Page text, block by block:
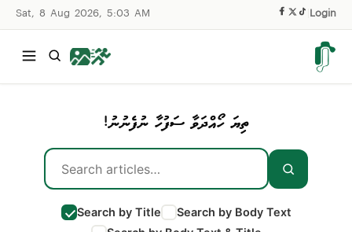
Sat, 8 Aug 2026, 5:03 AM Login
ތިޔަ ހޯއްދަވާ ސަފުހާ ނުފެނުނު!
Search by Title
Search by Body Text